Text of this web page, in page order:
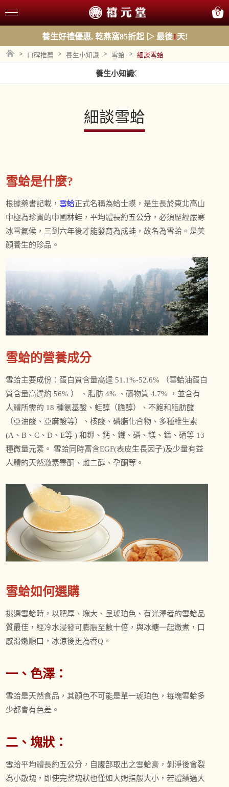
0
養生好禮優惠, 乾燕窩85折起 ▷ 最後1天!
> 口碑推薦 > 養生小知識 > 雪蛤 > 細談雪蛤
養生小知識
細談雪蛤
雪蛤是什麼?
根據藥書記載， 雪蛤正式名稱為蛤士蟆，是生長於東北高山
中極為珍貴的中國林蛙，平均體長約五公分，必須歷經嚴寒
冰雪氣候，三到六年後才能發育為成蛙，故名為雪蛤。是美
顏養生的珍品。
雪蛤的營養成分
雪蛤主要成份：蛋白質含量高達 51.1%-52.6% （雪蛤油蛋白
質含量高達約 56% ） 、脂肪 4% 、礦物質 4.7% ，並含有
人體所需的 18 種氨基酸、蛙醇（膽醇）、不飽和脂肪酸
（亞油酸、亞麻酸等）、核酸、磷脂化合物、多種維生素
(A、B、C、D、E等 ) 和鉀、鈣、鐵、磷、鎂、錳、硒等 13
種微量元素。 雪蛤同時富含EGF(表皮生長因子)及少量有益
人體的天然激素睾酮、雌二醇、孕酮等。
雪蛤如何選購
挑選雪蛤時，以肥厚、塊大、呈琥珀色、有光澤者的雪蛤品
質最佳，經冷水浸發可膨脹至數十倍，與冰糖一起燉煮，口
感滑嫩順口，冰涼後更為香Q。
一、色澤：
雪蛤是天然食品，其顏色不可能是單一琥珀色，每塊雪蛤多
少都會有色差。
二、塊狀：
雪蛤平均體長約五公分，自腹部取出之雪蛤膏，剝淨後會裂
為小散塊，即使完整塊狀也僅如大姆指般大小，若體績過大